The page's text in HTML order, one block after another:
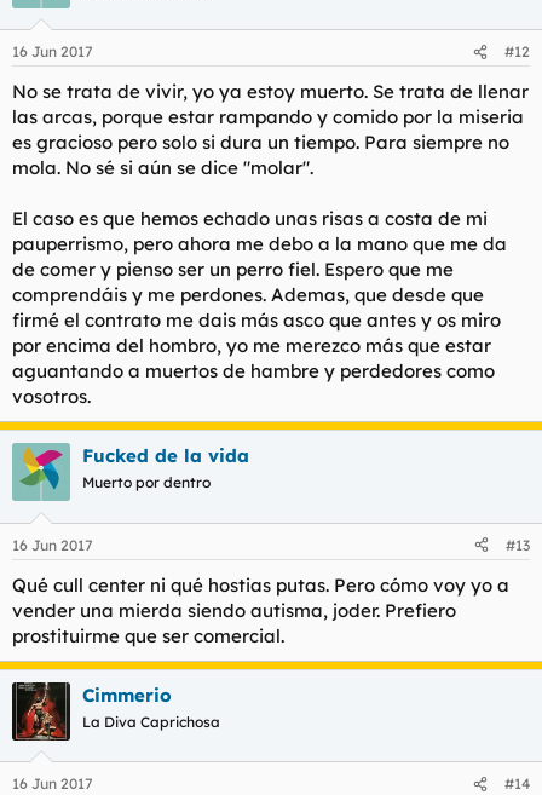
e
:
16 Jun 2017 #12
No se trata de vivir, yo ya estoy muerto. Se trata de llenar
las arcas, porque estar rampando y comido por la miseria
es gracioso pero solo si dura un tiempo. Para siempre no
mola. No sé si aún se dice "molar".
El caso es que hemos echado unas risas a costa de mi
pauperrismo, pero ahora me debo a la mano que me da
de comer y pienso ser un perro fiel. Espero que me
comprendáis y me perdones. Ademas, que desde que
firmé el contrato me dais más asco que antes y os miro
por encima del hombro, yo me merezco más que estar
aguantando a muertos de hambre y perdedores como
vosotros.
Fucked de la vida
Muerto por dentro
16 Jun 2017 #13
Qué cull center ni qué hostias putas. Pero cómo voy yo a
vender una mierda siendo autisma, joder. Prefiero
prostituirme que ser comercial.
Cimmerio
La Diva Caprichosa
16 Jun 2017 #14